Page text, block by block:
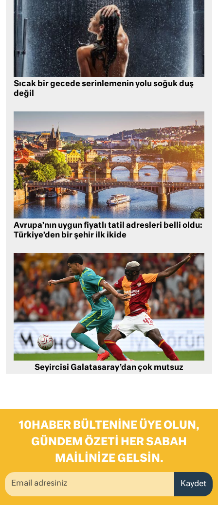
Sıcak bir gecede serinlemenin yolu soğuk duş
değil
Avrupa’nın uygun fiyatlı tatil adresleri belli oldu:
Türkiye’den bir şehir ilk ikide
Seyircisi Galatasaray’dan çok mutsuz
10HABER BÜLTENINE ÜYE OLUN,
GÜNDEM ÖZETI HER SABAH
MAILINIZE GELSIN.
Kaydet